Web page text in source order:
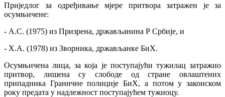
Приједлог за одређивање мјере притвора затражен је за
осумњичене:
- А.С. (1975) из Призрена, држављанина Р Србије, и
- Х.А. (1978) из Зворника, држављанке БиХ.
Осумњичена лица, за која је поступајући тужилац затражио
притвор, лишена су слободе од стране овлаштених
припадника Граничне полиције БиХ, а потом у законском
року предата у надлежност поступајућем тужиоцу.